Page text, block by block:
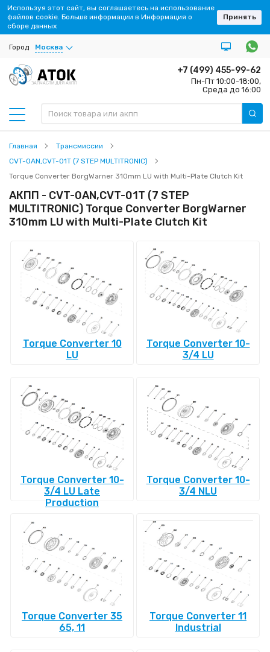
Город Москва
ЗАПЧАСТИ ДЛЯ АКПП
+7 (499) 455-99-62
Пн-Пт 10:00-18:00,
Среда до 16:00
Главная
Трансмиссии
CVT-0AN,CVT-01T (7 STEP MULTITRONIC)
Torque Converter BorgWarner 310mm LU with Multi-Plate Clutch Kit
АКПП - CVT-0AN,CVT-01T (7 STEP
MULTITRONIC) Torque Converter BorgWarner
310mm LU with Multi-Plate Clutch Kit
Torque Converter 10
LU
Torque Converter 10-
3/4 LU
Torque Converter 10-
3/4 LU Late
Production
Torque Converter 10-
3/4 NLU
Torque Converter 35
65, 11
Torque Converter 11
Industrial
Используя этот сайт, вы соглашаетесь на использование
файлов cookie. Больше информации в Информация о
сборе данных
Принять